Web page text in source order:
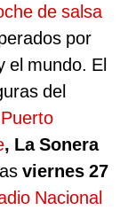
de salsa
por
el mundo. El
del
, La Sonera
viernes 27
Nacional